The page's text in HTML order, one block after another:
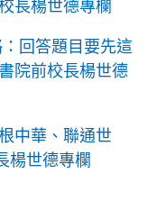
長楊世德專欄
回答題目要先這
院前校長楊世德
中華、聯通世
楊世德專欄